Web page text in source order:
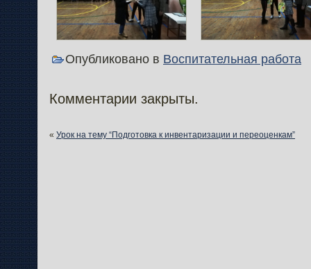
Опубликовано в Воспитательная работа
Комментарии закрыты.
« Урок на тему “Подготовка к инвентаризации и переоценкам”